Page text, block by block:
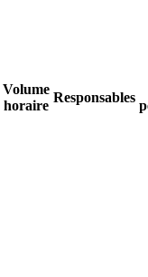
Volume
horaire
Responsables